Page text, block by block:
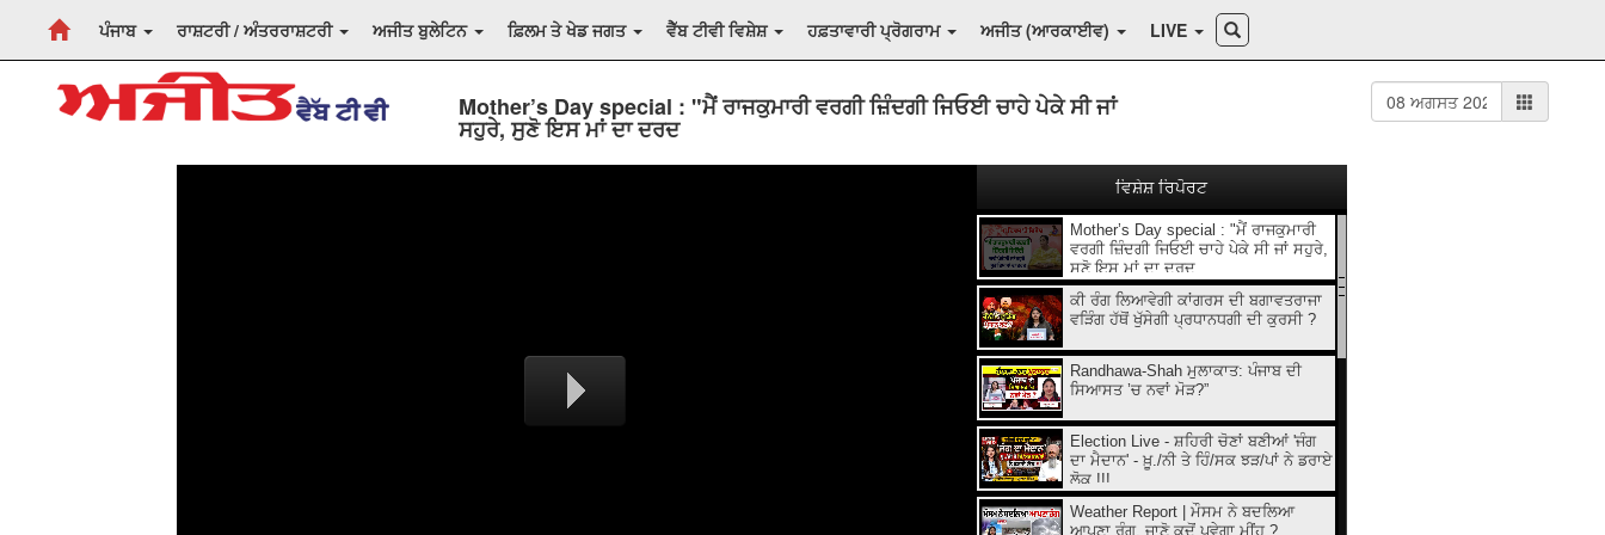
ਪੰਜਾਬ ਰਾਸ਼ਟਰੀ / ਅੰਤਰਰਾਸ਼ਟਰੀ ਅਜੀਤ ਬੁਲੇਟਿਨ ਫ਼ਿਲਮ ਤੇ ਖੇਡ ਜਗਤ ਵੈੱਬ ਟੀਵੀ ਵਿਸ਼ੇਸ਼ ਹਫ਼ਤਾਵਾਰੀ ਪ੍ਰੋਗਰਾਮ ਅਜੀਤ (ਆਰਕਾਈਵ) LIVE
Mother’s Day special : "ਮੈਂ ਰਾਜਕੁਮਾਰੀ ਵਰਗੀ ਜ਼ਿੰਦਗੀ ਜਿਓਈ ਚਾਹੇ ਪੇਕੇ ਸੀ ਜਾਂ
ਸਹੁਰੇ, ਸੁਣੋ ਇਸ ਮਾਂ ਦਾ ਦਰਦ
Mother’s Day special : "ਮੈਂ ਰਾਜਕੁਮਾਰੀ
ਵਰਗੀ ਜ਼ਿੰਦਗੀ ਜਿਓਈ ਚਾਹੇ ਪੇਕੇ ਸੀ ਜਾਂ ਸਹੁਰੇ,
ਸੁਣੋ ਇਸ ਮਾਂ ਦਾ ਦਰਦ
ਕੀ ਰੰਗ ਲਿਆਵੇਗੀ ਕਾਂਗਰਸ ਦੀ ਬਗਾਵਤਰਾਜਾ
ਵੜਿੰਗ ਹੱਥੋਂ ਖੁੱਸੇਗੀ ਪ੍ਰਧਾਨਧਗੀ ਦੀ ਕੁਰਸੀ ?
Randhawa-Shah ਮੁਲਾਕਾਤ: ਪੰਜਾਬ ਦੀ
ਸਿਆਸਤ ’ਚ ਨਵਾਂ ਮੋੜ?”
Election Live - ਸ਼ਹਿਰੀ ਚੋਣਾਂ ਬਣੀਆਂ 'ਜੰਗ
ਦਾ ਮੈਦਾਨ' - ਖ਼ੂ./ਨੀ ਤੇ ਹਿੰ/ਸਕ ਝੜ/ਪਾਂ ਨੇ ਡਰਾਏ
ਲੋਕ !!!
Weather Report | ਮੌਸਮ ਨੇ ਬਦਲਿਆ
ਆਪਣਾ ਰੰਗ, ਜਾਣੋ ਕਦੋਂ ਪਵੇਗਾ ਮੀਂਹ ?
ਵਿਸ਼ੇਸ਼ ਰਿਪੋਰਟ